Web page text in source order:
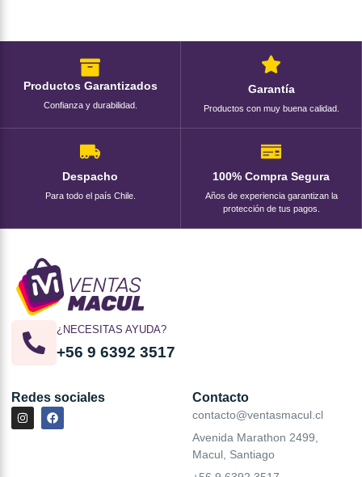
Productos Garantizados
Confianza y durabilidad.
Garantía
Productos con muy buena calidad.
Despacho
Para todo el país Chile.
100% Compra Segura
Años de experiencia garantizan la
protección de tus pagos.
¿NECESITAS AYUDA?
+56 9 6392 3517
Redes sociales Contacto
contacto@ventasmacul.cl
Avenida Marathon 2499,
Macul, Santiago